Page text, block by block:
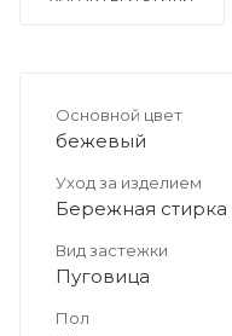
Основной цвет
бежевый
Уход за изделием
Бережная стирка
Вид застежки
Пуговица
Пол